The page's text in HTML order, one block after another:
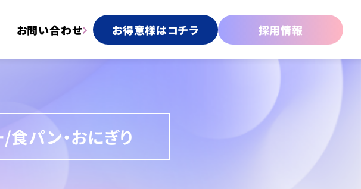
お問い合わせ お得意様はコチラ 採用情報
食パン・おにぎり